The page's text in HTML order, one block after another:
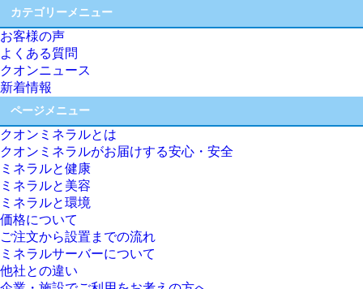
カテゴリーメニュー
お客様の声
よくある質問
クオンニュース
新着情報
ページメニュー
クオンミネラルとは
クオンミネラルがお届けする安心・安全
ミネラルと健康
ミネラルと美容
ミネラルと環境
価格について
ご注文から設置までの流れ
ミネラルサーバーについて
他社との違い